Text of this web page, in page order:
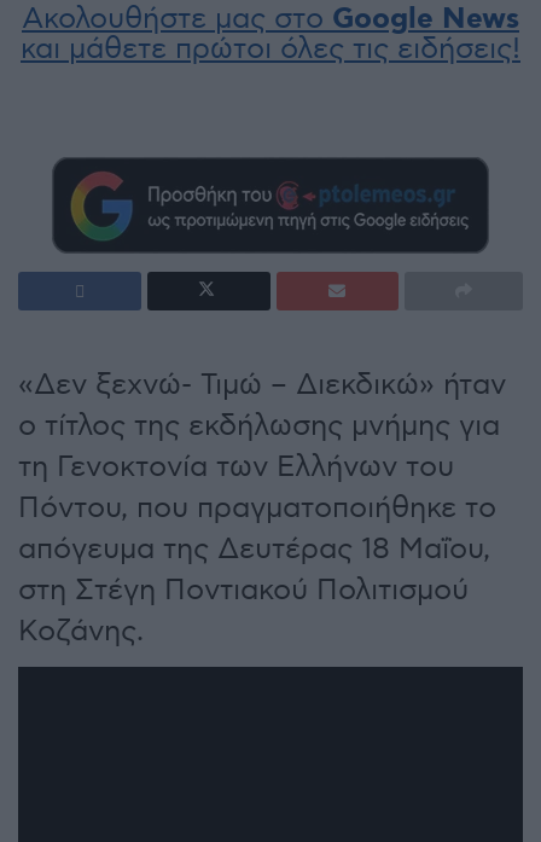
Ακολουθήστε μας στο Google News
και μάθετε πρώτοι όλες τις ειδήσεις!
«Δεν ξεχνώ- Τιμώ – Διεκδικώ» ήταν
ο τίτλος της εκδήλωσης μνήμης για
τη Γενοκτονία των Ελλήνων του
Πόντου, που πραγματοποιήθηκε το
απόγευμα της Δευτέρας 18 Μαΐου,
στη Στέγη Ποντιακού Πολιτισμού
Κοζάνης.